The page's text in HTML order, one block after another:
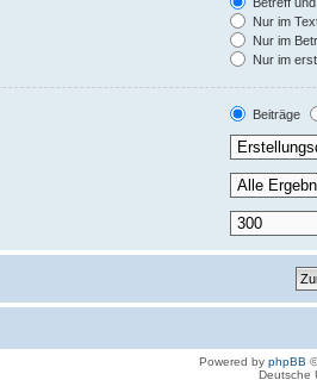
Nur im
Nur im
Nur im
Beiträge
Powered by phpBB
Deutsche